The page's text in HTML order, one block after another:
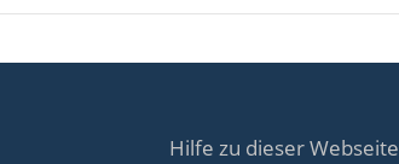
Hilfe zu dieser Webseite